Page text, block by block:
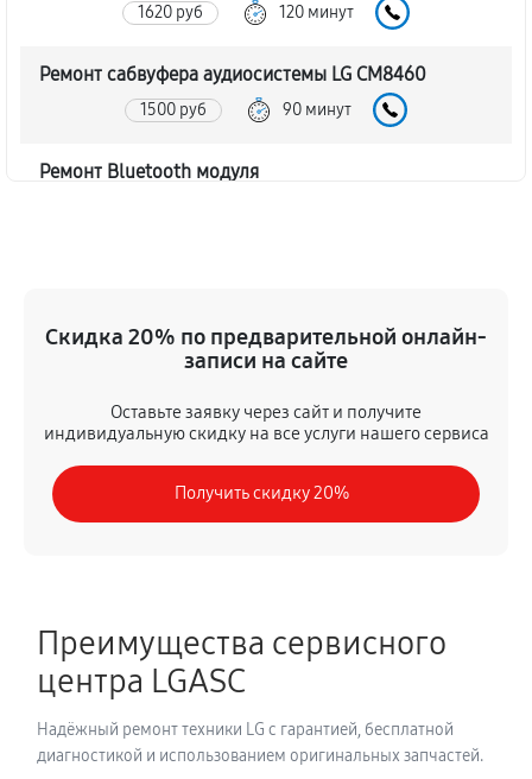
1620 руб 120 минут
Ремонт сабвуфера аудиосистемы LG CM8460
1500 руб 90 минут
Ремонт Bluetooth модуля
Замена шлейфа аудиосистемы LG CM8460
50 минут
Замена разъема питания
600 руб 40 минут
Замена динамика аудиосистемы LG CM8460
900 руб
Обновление ПО аудиосистемы LG CM8460
Скидка 20% по предварительной онлайн-
записи на сайте
Оставьте заявку через сайт и получите
индивидуальную скидку на все услуги нашего сервиса
Получить скидку 20%
Преимущества сервисного
центра LGASC
Надёжный ремонт техники LG с гарантией, бесплатной
диагностикой и использованием оригинальных запчастей.